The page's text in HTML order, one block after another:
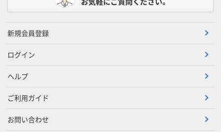
新規会員登録
ログイン
ヘルプ
ご利用ガイド
お問い合わせ